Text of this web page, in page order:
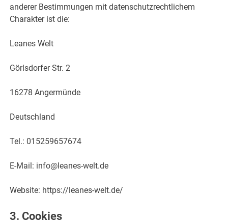
anderer Bestimmungen mit datenschutzrechtlichem
Charakter ist die:
Leanes Welt
Görlsdorfer Str. 2
16278 Angermünde
Deutschland
Tel.: 015259657674
E-Mail: info@leanes-welt.de
Website: https://leanes-welt.de/
3. Cookies